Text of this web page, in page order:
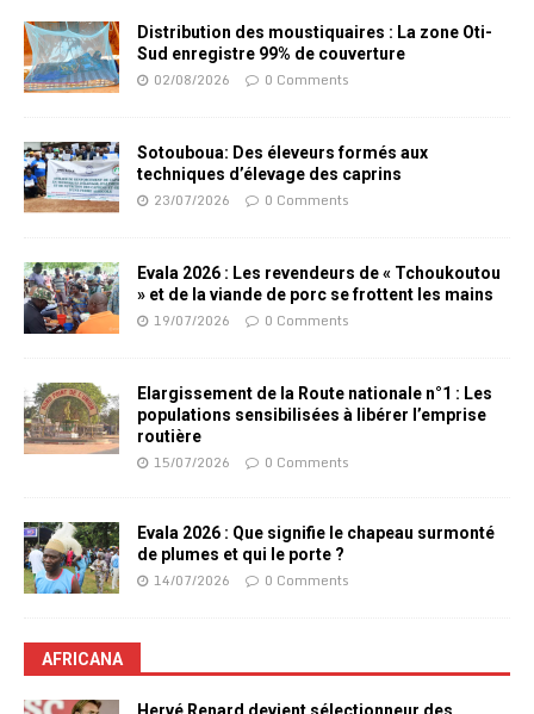
Distribution des moustiquaires : La zone Oti-
Sud enregistre 99% de couverture
02/08/2026 0 Comments
Sotouboua: Des éleveurs formés aux
techniques d’élevage des caprins
23/07/2026 0 Comments
Evala 2026 : Les revendeurs de « Tchoukoutou
» et de la viande de porc se frottent les mains
19/07/2026 0 Comments
Elargissement de la Route nationale n°1 : Les
populations sensibilisées à libérer l’emprise
routière
15/07/2026 0 Comments
Evala 2026 : Que signifie le chapeau surmonté
de plumes et qui le porte ?
14/07/2026 0 Comments
AFRICANA